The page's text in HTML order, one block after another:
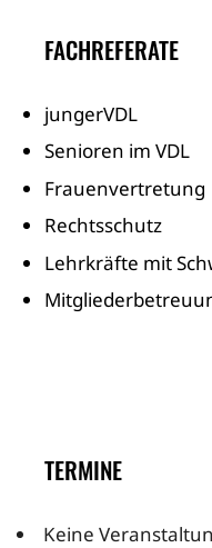
FACHREFERATE
jungerVDL
Senioren im VDL
Frauenvertretung
Rechtsschutz
Lehrkräfte mit
TERMINE
Keine